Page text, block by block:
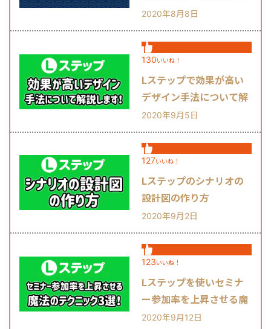
2020年8月8日
130いいね！
Lステップで効果が高い
デザイン手法について解
説します！
2020年9月5日
127いいね！
Lステップのシナリオの
設計図の作り方
2020年9月2日
123いいね！
Lステップを使いセミナ
ー参加率を上昇させる魔
法のテクニック3選！
2020年9月12日